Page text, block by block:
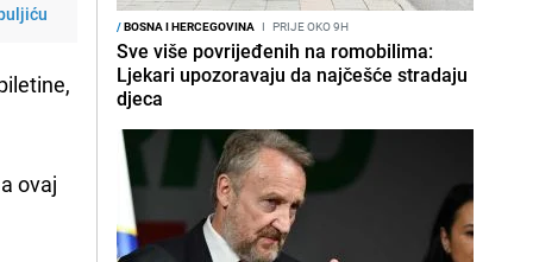
ovaj
/BOSNA I HERCEGOVINA I PRIJE OKO 9H
Sve više povrijeđenih na romobilima:
Ljekari upozoravaju da najčešće stradaju
djeca